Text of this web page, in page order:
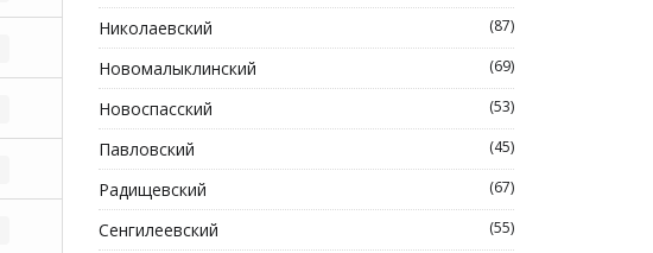
Николаевский (87)
Новомалыклинский (69)
Новоспасский (53)
Павловский (45)
Радищевский (67)
Сенгилеевский (55)